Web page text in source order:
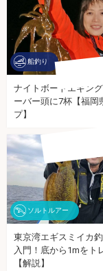
船釣り
ナイトボートエギング
ーバー頭に7杯【福岡
プ】
ソルトルアー
東京湾エギスミイカ
入門！底から1mをト
【解説】